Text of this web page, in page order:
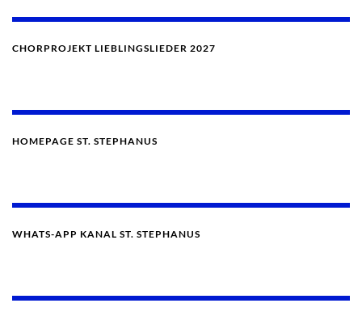
CHORPROJEKT LIEBLINGSLIEDER 2027
HOMEPAGE ST. STEPHANUS
WHATS-APP KANAL ST. STEPHANUS